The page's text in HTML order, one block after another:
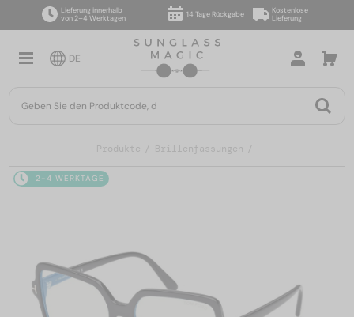
Lieferung innerhalb
von 2–4 Werktagen
14 Tage Rückgabe
Kostenlose
Lieferung
DE
Produkte Brillenfassungen
2-4 WERKTAGE